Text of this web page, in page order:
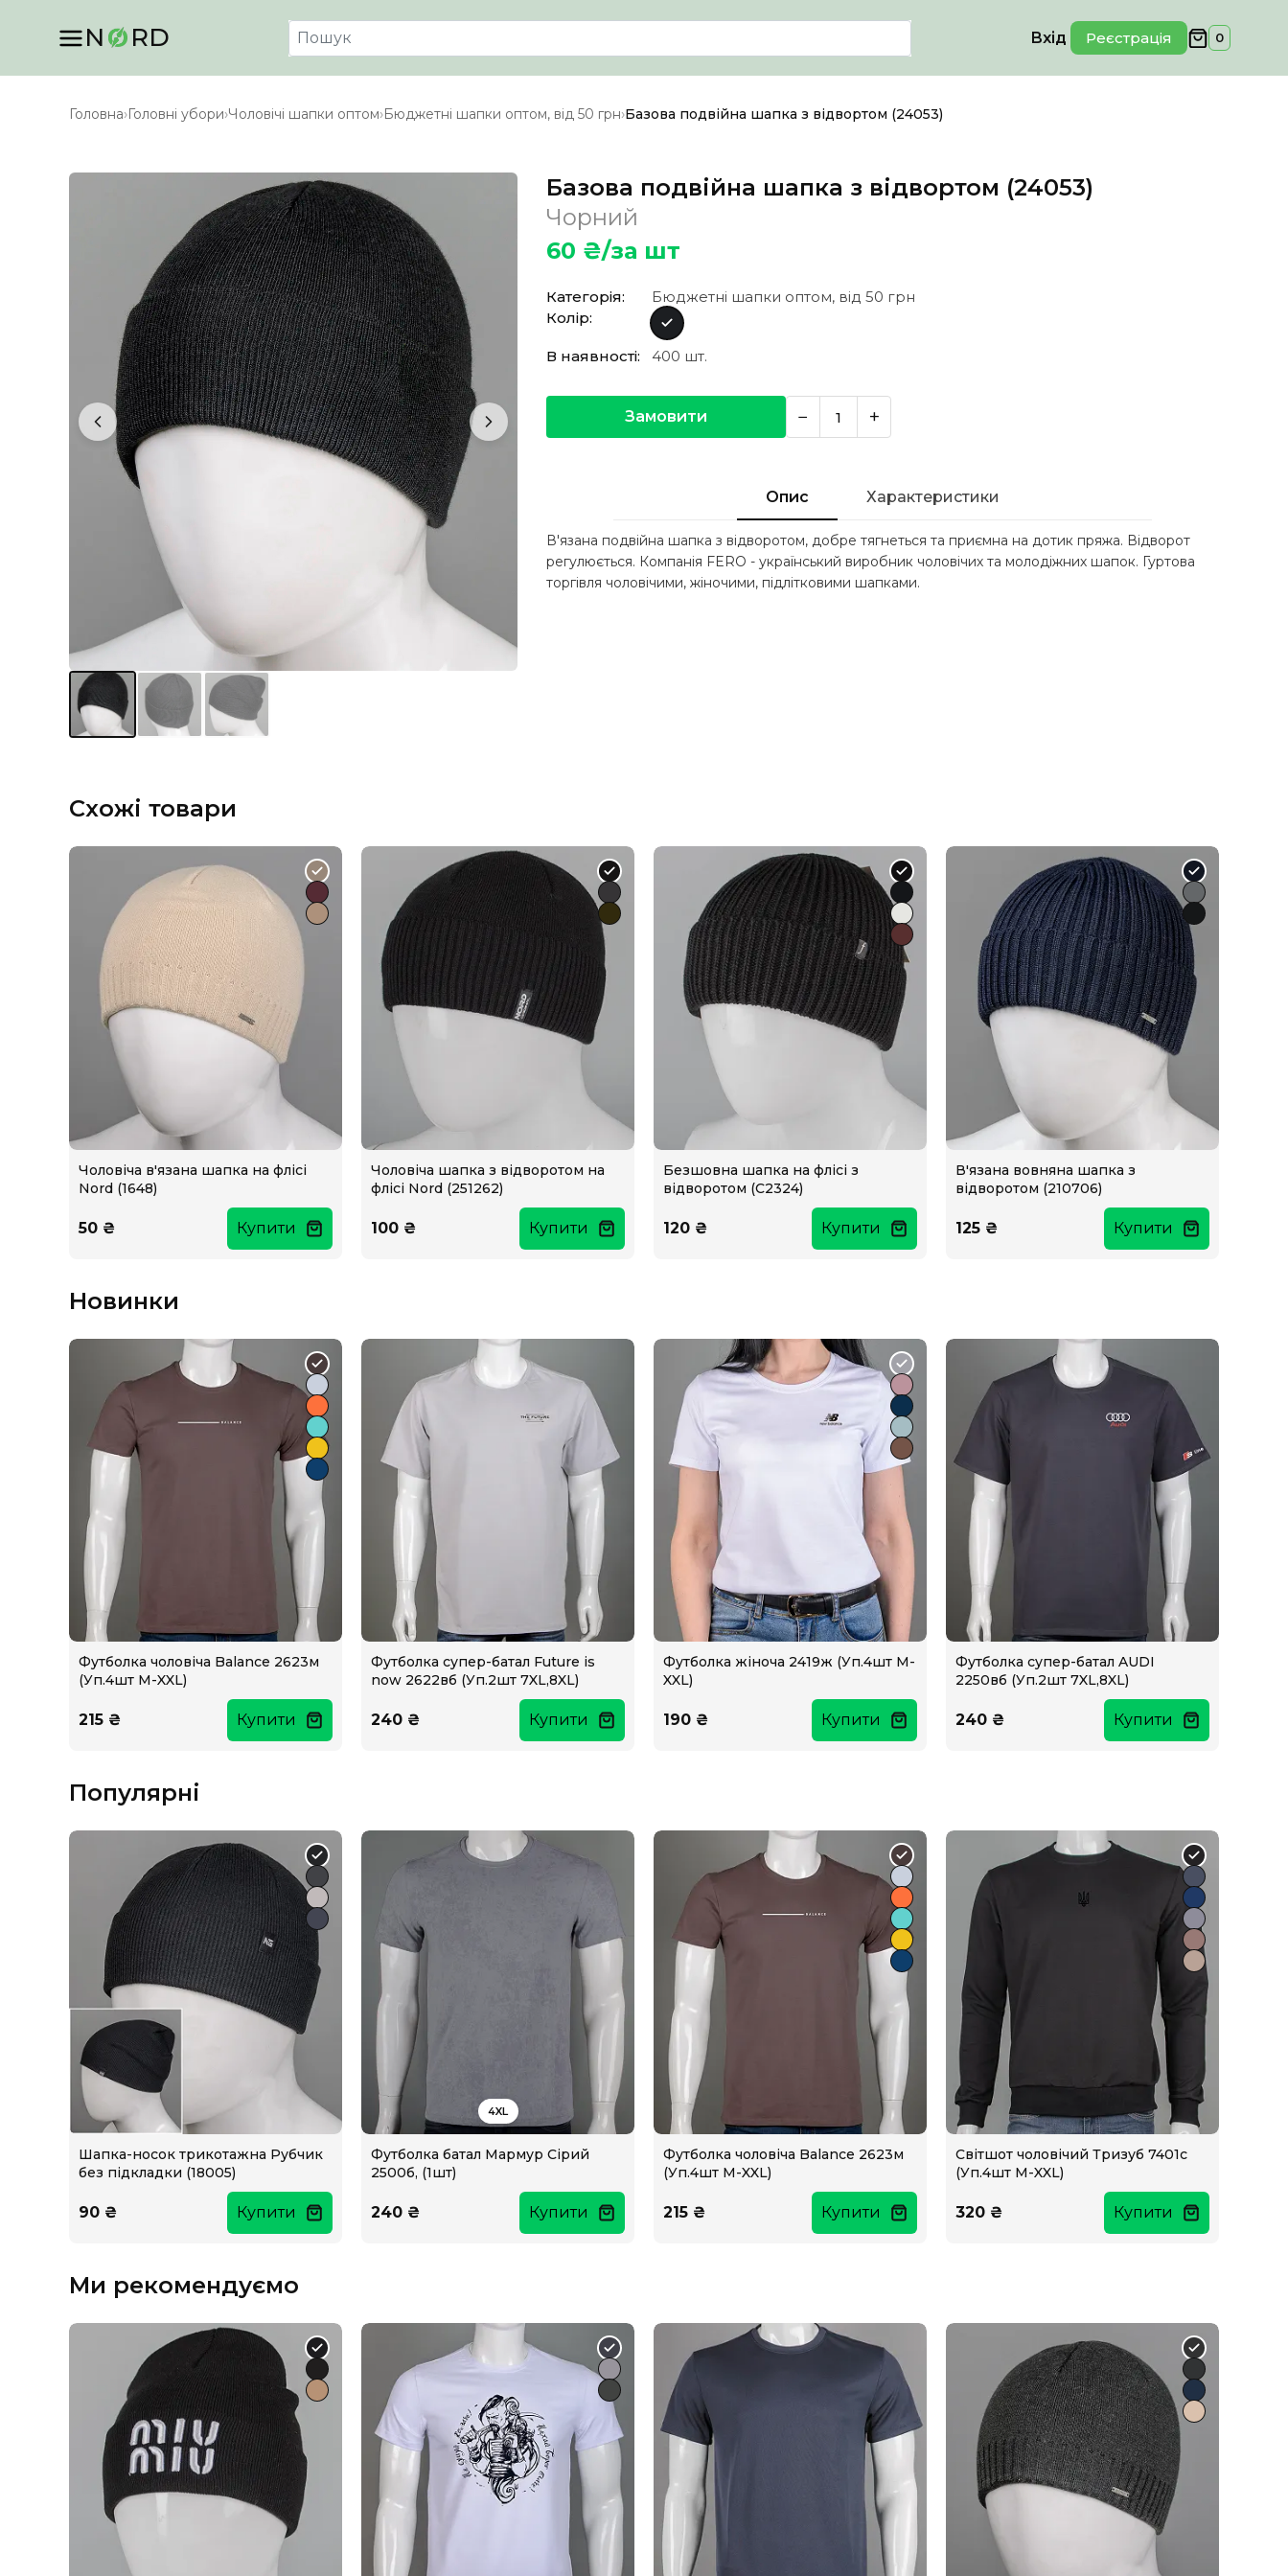
N RD Вхід Реєстрація 0
Головна›Головні убори›Чоловічі шапки оптом›Бюджетні шапки оптом, від 50 грн›Базова подвійна шапка з відвортом (24053)
Базова подвійна шапка з відвортом (24053)
Чорний
60 ₴/за шт
Категорія:
Бюджетні шапки оптом, від 50 грн
Колір:
В наявності: 400 шт.
Замовити − +
Опис Характеристики
В'язана подвійна шапка з відворотом, добре тягнеться та приємна на дотик пряжа. Відворот
регулюється. Компанія FERO - український виробник чоловічих та молодіжних шапок. Гуртова
торгівля чоловічими, жіночими, підлітковими шапками.
Схожі товари
Чоловіча в'язана шапка на флісі
Nord (1648)
50 ₴ Купити
Чоловіча шапка з відворотом на
флісі Nord (251262)
100 ₴ Купити
Безшовна шапка на флісі з
відворотом (С2324)
120 ₴ Купити
В'язана вовняна шапка з
відворотом (210706)
125 ₴ Купити
Новинки
Футболка чоловіча Balance 2623м
(Уп.4шт M-XXL)
215 ₴ Купити
Футболка супер-батал Future is
now 2622вб (Уп.2шт 7XL,8XL)
240 ₴ Купити
Футболка жіноча 2419ж (Уп.4шт M-
XXL)
190 ₴ Купити
Футболка супер-батал AUDI
2250вб (Уп.2шт 7XL,8XL)
240 ₴ Купити
Популярні
Шапка-носок трикотажна Рубчик
без підкладки (18005)
90 ₴ Купити
4XL
Футболка батал Мармур Сірий
2500б, (1шт)
240 ₴ Купити
Футболка чоловіча Balance 2623м
(Уп.4шт M-XXL)
215 ₴ Купити
Світшот чоловічий Тризуб 7401с
(Уп.4шт M-XXL)
320 ₴ Купити
Ми рекомендуємо